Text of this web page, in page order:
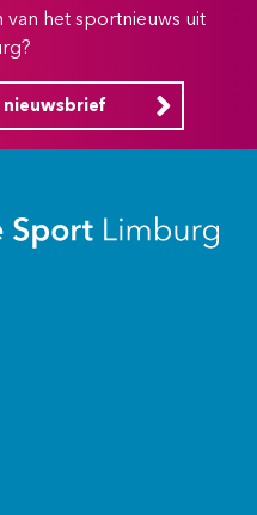
het sportnieuws uit